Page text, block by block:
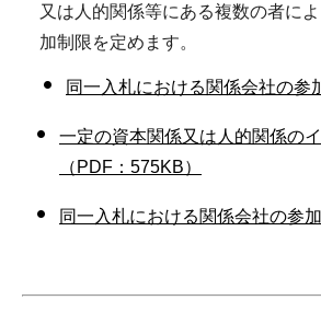
又は人的関係等にある複数の者に
加制限を定めます。
同一入札における関係会社の参
一定の資本関係又は人的関係の
（PDF：575KB）
同一入札における関係会社の参